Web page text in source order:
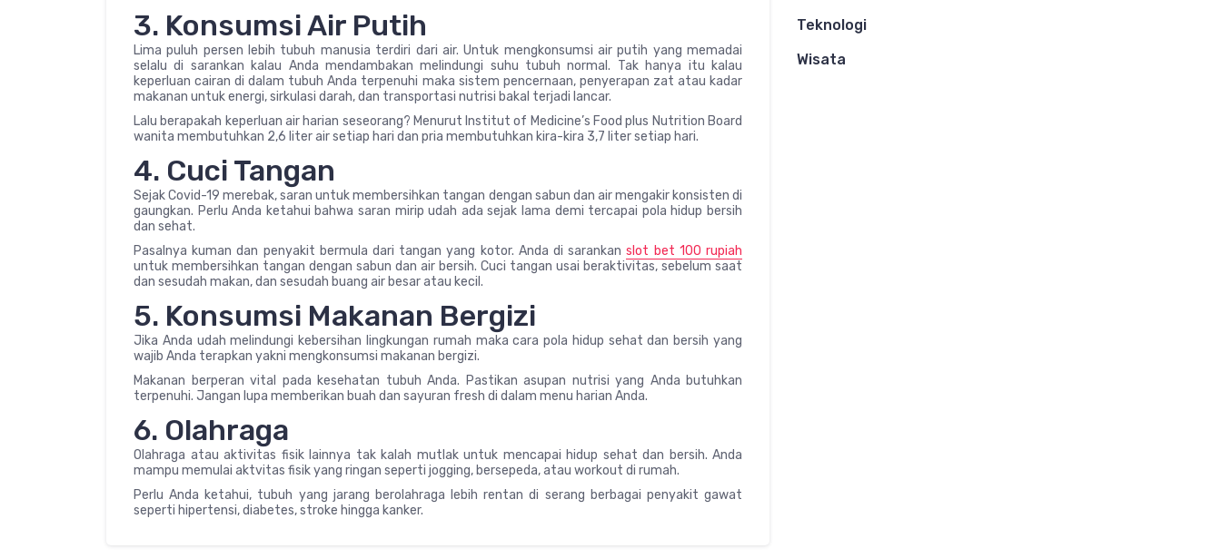
3. Konsumsi Air Putih
Lima puluh persen lebih tubuh manusia terdiri dari air. Untuk mengkonsumsi air putih yang memadai
selalu di sarankan kalau Anda mendambakan melindungi suhu tubuh normal. Tak hanya itu kalau
keperluan cairan di dalam tubuh Anda terpenuhi maka sistem pencernaan, penyerapan zat atau kadar
makanan untuk energi, sirkulasi darah, dan transportasi nutrisi bakal terjadi lancar.
Lalu berapakah keperluan air harian seseorang? Menurut Institut of Medicine’s Food plus Nutrition Board
wanita membutuhkan 2,6 liter air setiap hari dan pria membutuhkan kira-kira 3,7 liter setiap hari.
4. Cuci Tangan
Sejak Covid-19 merebak, saran untuk membersihkan tangan dengan sabun dan air mengakir konsisten di
gaungkan. Perlu Anda ketahui bahwa saran mirip udah ada sejak lama demi tercapai pola hidup bersih
dan sehat.
Pasalnya kuman dan penyakit bermula dari tangan yang kotor. Anda di sarankanslot bet 100 rupiah
untuk membersihkan tangan dengan sabun dan air bersih. Cuci tangan usai beraktivitas, sebelum saat
dan sesudah makan, dan sesudah buang air besar atau kecil.
5. Konsumsi Makanan Bergizi
Jika Anda udah melindungi kebersihan lingkungan rumah maka cara pola hidup sehat dan bersih yang
wajib Anda terapkan yakni mengkonsumsi makanan bergizi.
Makanan berperan vital pada kesehatan tubuh Anda. Pastikan asupan nutrisi yang Anda butuhkan
terpenuhi. Jangan lupa memberikan buah dan sayuran fresh di dalam menu harian Anda.
6. Olahraga
Olahraga atau aktivitas fisik lainnya tak kalah mutlak untuk mencapai hidup sehat dan bersih. Anda
mampu memulai aktvitas fisik yang ringan seperti jogging, bersepeda, atau workout di rumah.
Perlu Anda ketahui, tubuh yang jarang berolahraga lebih rentan di serang berbagai penyakit gawat
seperti hipertensi, diabetes, stroke hingga kanker.
Teknologi
Wisata